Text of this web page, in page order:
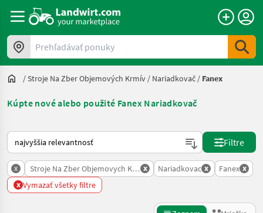
Prehľadávať ponuky
/Stroje Na Zber Objemových Krmív / Nariadkovač / Fanex
Kúpte nové alebo použité Fanex Nariadkovač
Takto sa vykonáva triedenie na Landwirt.com
Filtre
x Stroje Na Zber Objemovych Krmiv
x Nariadkovac x Fanex x
x Vymazať všetky filtre